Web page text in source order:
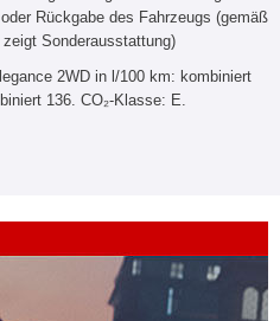
Rückgabe des Fahrzeugs (gemäß
Sonderausstattung)
2WD in l/100 km: kombiniert
136. CO₂-Klasse: E.